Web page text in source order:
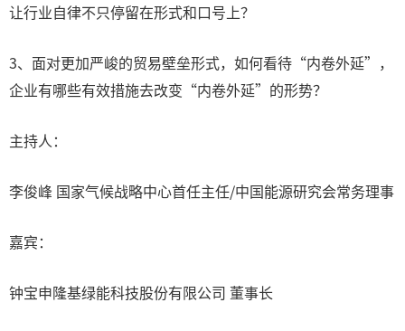
让行业自律不只停留在形式和口号上？
3、面对更加严峻的贸易壁垒形式，如何看待“内卷外延”，
企业有哪些有效措施去改变“内卷外延”的形势？
主持人：
李俊峰 国家气候战略中心首任主任/中国能源研究会常务理事
嘉宾：
钟宝申隆基绿能科技股份有限公司 董事长